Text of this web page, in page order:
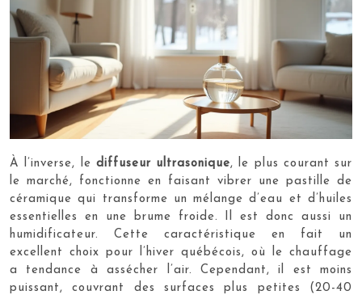
À l’inverse, le diffuseur ultrasonique, le plus courant sur
le marché, fonctionne en faisant vibrer une pastille de
céramique qui transforme un mélange d’eau et d’huiles
essentielles en une brume froide. Il est donc aussi un
humidificateur. Cette caractéristique en fait un
excellent choix pour l’hiver québécois, où le chauffage
a tendance à assécher l’air. Cependant, il est moins
puissant, couvrant des surfaces plus petites (20-40